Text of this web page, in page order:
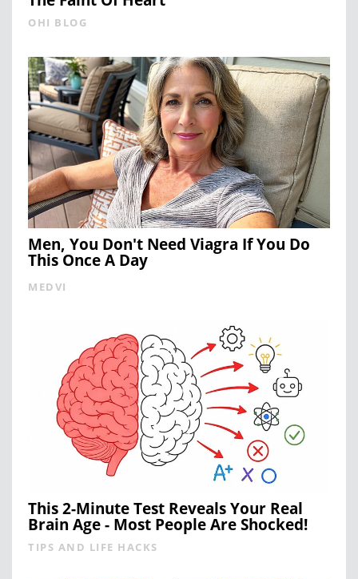
OHI BLOG
Men, You Don't Need Viagra If You Do
This Once A Day
MEDVI
This 2-Minute Test Reveals Your Real
Brain Age - Most People Are Shocked!
TIPS AND LIFE HACKS